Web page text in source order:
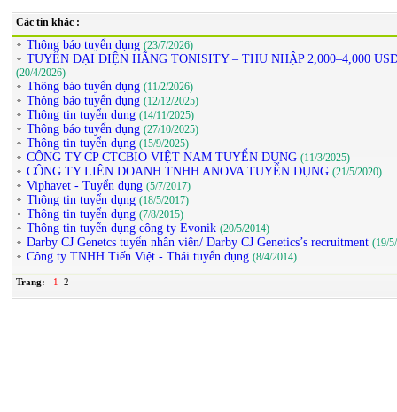
Các tin khác :
Thông báo tuyển dụng (23/7/2026)
TUYỂN ĐẠI DIỆN HÃNG TONISITY – THU NHẬP 2,000–4,000
(20/4/2026)
Thông báo tuyển dụng (11/2/2026)
Thông báo tuyển dụng (12/12/2025)
Thông tin tuyển dụng (14/11/2025)
Thông báo tuyển dụng (27/10/2025)
Thông tin tuyển dụng (15/9/2025)
CÔNG TY CP CTCBIO VIỆT NAM TUYỂN DỤNG (11/3/2025)
CÔNG TY LIÊN DOANH TNHH ANOVA TUYỂN DỤNG (21/5/2020)
Viphavet - Tuyển dụng (5/7/2017)
Thông tin tuyển dụng (18/5/2017)
Thông tin tuyển dụng (7/8/2015)
Thông tin tuyển dụng công ty Evonik (20/5/2014)
Darby CJ Genetcs tuyển nhân viên/ Darby CJ Genetics’s recruitment (19/
Công ty TNHH Tiến Việt - Thái tuyển dụng (8/4/2014)
Trang: 1 2